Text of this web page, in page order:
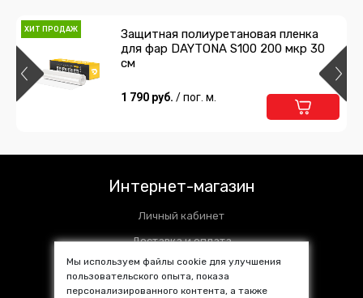
ХИТ ПРОДАЖ
Защитная полиуретановая пленка
для фар DAYTONA S100 200 мкр 30
см
1 790 руб. / пог. м.
Интернет-магазин
Личный кабинет
Доставка и оплата
Установочные центры
Контакты
Мы используем файлы cookie для улучшения
пользовательского опыта, показа
персонализированного контента, а также